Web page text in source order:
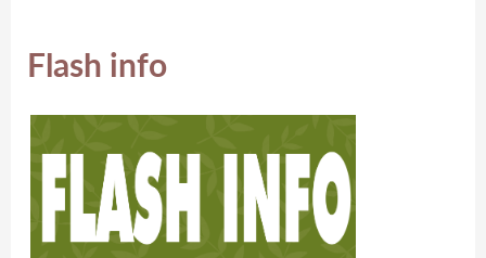
Flash info